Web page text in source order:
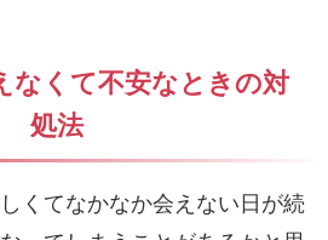
なくて不安なときの対
処法
くてなかなか会えない日が続